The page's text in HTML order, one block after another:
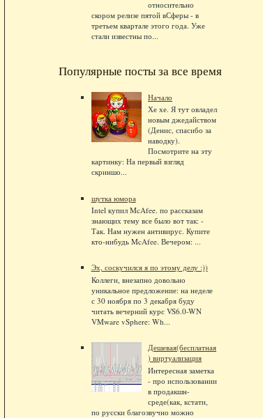
относительно
скором релизе пятой вСферы - в
третьем квартале этого года. Уже
стали известны по...
Популярные посты за все время
Начало
Хе хе. Я тут овладел
новым джедайством
(Денис, спасибо за
наводку).
Посмотрите на эту
картинку: На первый взгляд
скриншо...
шутка юмора
Intel купил McAfee. по рассказам
знающих тему все было вот так: -
Так. Нам нужен антивирус. Купите
кто-нибудь McAfee. Вечером: ...
Эх, соскучился я по этому делу :))
Коллеги, внезапно довольно
уникальное предложение: на неделе
с 30 ноября по 3 декабря буду
читать вечерний курс VS6.0-WN
VMware vSphere: Wh...
Дешевая(бесплатная
) виртуализация
Интересная заметка
- про использовании
в продакшн-
среде(как, кстати,
по русски благозвучно можно